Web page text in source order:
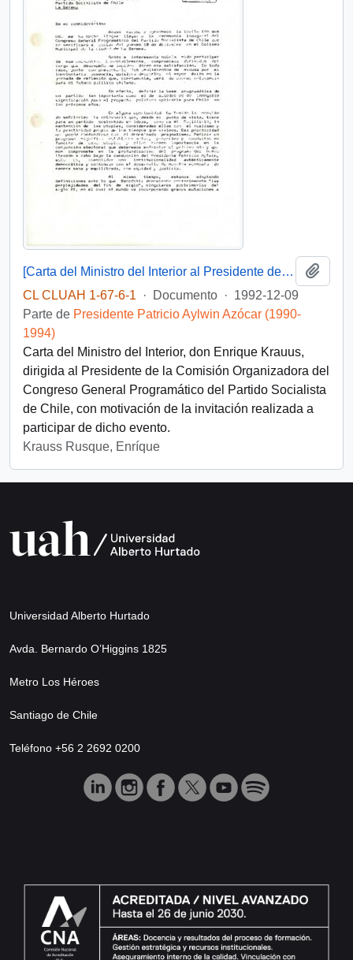
[Carta del Ministro del Interior al Presidente de la Comisión Organizadora del Congreso General Programático del Partido Socialista de Chile]
CL CLUAH 1-67-6-1
· Documento · 1992-12-09
Parte de Presidente Patricio Aylwin Azócar (1990-
1994)
Carta del Ministro del Interior, don Enrique Krauus,
dirigida al Presidente de la Comisión Organizadora del
Congreso General Programático del Partido Socialista
de Chile, con motivación de la invitación realizada a
participar de dicho evento.
Krauss Rusque, Enríque
Universidad Alberto Hurtado
Avda. Bernardo O’Higgins 1825
Metro Los Héroes
Santiago de Chile
Teléfono +56 2 2692 0200